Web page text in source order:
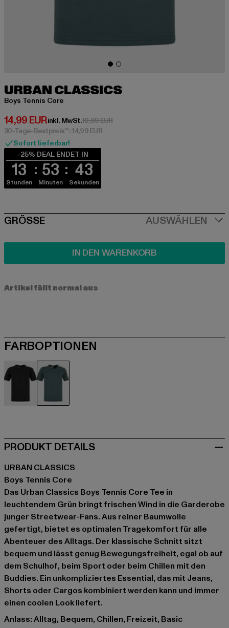
URBAN CLASSICS
Boys Tennis Core
14,99 EUR
Derzeitiger Preis: 14,99 EUR
inkl. MwSt.19,99 EURAktionspreis: 19,99 EUR
30-Tage-Bestpreis**: 14,99 EUR
Sofort lieferbar!
-25% DEAL ENDET IN
13
Stunden
53
Minuten
42
Sekunden
SIZE
GRÖSSE AUSWÄHLEN
IN DEN WARENKORB
Artikel fällt normal aus
FARBOPTIONEN
PRODUKT DETAILS
URBAN CLASSICS
Boys Tennis Core
Das Urban Classics Boys Tennis Core Tee in
leuchtendem Grün bringt frischen Wind in die Garderobe
junger Streetwear-Fans. Aus reiner Baumwolle
gefertigt, bietet es optimalen Tragekomfort für alle
Abenteuer des Alltags. Der klassische Schnitt sitzt
bequem und lässt genug Bewegungsfreiheit, egal ob auf
dem Schulhof, beim Sport oder beim Chillen mit den
Buddies. Ein unkompliziertes Essential, das mit Jeans,
Shorts oder Cargos kombiniert werden kann und immer
einen coolen Look liefert.
Anlass: Alltag, Bequem, Chillen, Freizeit, Basic